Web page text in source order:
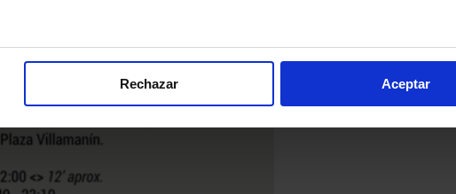
ubicación geográfica que puede tener una precisión de varios metros
en la información recogida mediante cookies o tecnologías
de cookies o páginas visitadas), nos permite financiar nuestra
Rechazar Aceptar